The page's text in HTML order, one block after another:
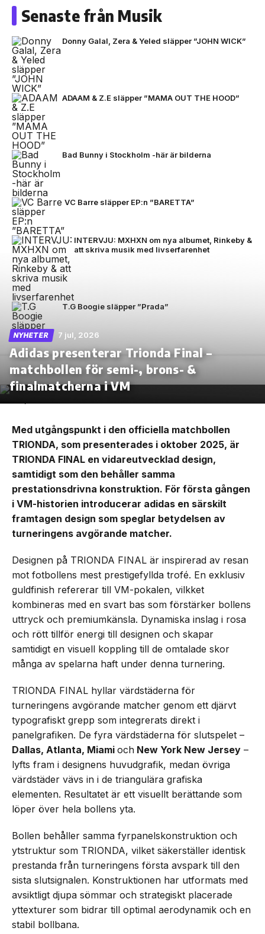
Senaste från Musik
Donny Galal, Zera & Yeled släpper ”JOHN WICK”
ADAAM & Z.E släpper ”MAMA OUT THE HOOD”
Bad Bunny i Stockholm -här är bilderna
VC Barre släpper EP:n ”BARETTA”
INTERVJU: MXHXN om nya albumet, Rinkeby &
att skriva musik med livserfarenhet
T.G Boogie släpper ”Prada”
NYHETER 7 jul, 2026
Adidas presenterar Trionda Final –
matchbollen för semi-, brons- &
finalmatcherna i VM
Med utgångspunkt i den officiella matchbollen
TRIONDA, som presenterades i oktober 2025, är
TRIONDA FINAL en vidareutvecklad design,
samtidigt som den behåller samma
prestationsdrivna konstruktion. För första gången
i VM-historien introducerar adidas en särskilt
framtagen design som speglar betydelsen av
turneringens avgörande matcher.
Designen på TRIONDA FINAL är inspirerad av resan
mot fotbollens mest prestigefyllda trofé. En exklusiv
guldfinish refererar till VM-pokalen, vilkket
kombineras med en svart bas som förstärker bollens
uttryck och premiumkänsla. Dynamiska inslag i rosa
och rött tillför energi till designen och skapar
samtidigt en visuell koppling till de omtalade skor
många av spelarna haft under denna turnering.
TRIONDA FINAL hyllar värdstäderna för
turneringens avgörande matcher genom ett djärvt
typografiskt grepp som integrerats direkt i
panelgrafiken. De fyra värdstäderna för slutspelet –
Dallas, Atlanta, Miami och New York New Jersey –
lyfts fram i designens huvudgrafik, medan övriga
värdstäder vävs in i de triangulära grafiska
elementen. Resultatet är ett visuellt berättande som
löper över hela bollens yta.
Bollen behåller samma fyrpanelskonstruktion och
ytstruktur som TRIONDA, vilket säkerställer identisk
prestanda från turneringens första avspark till den
sista slutsignalen. Konstruktionen har utformats med
avsiktligt djupa sömmar och strategiskt placerade
yttexturer som bidrar till optimal aerodynamik och en
stabil bollbana.